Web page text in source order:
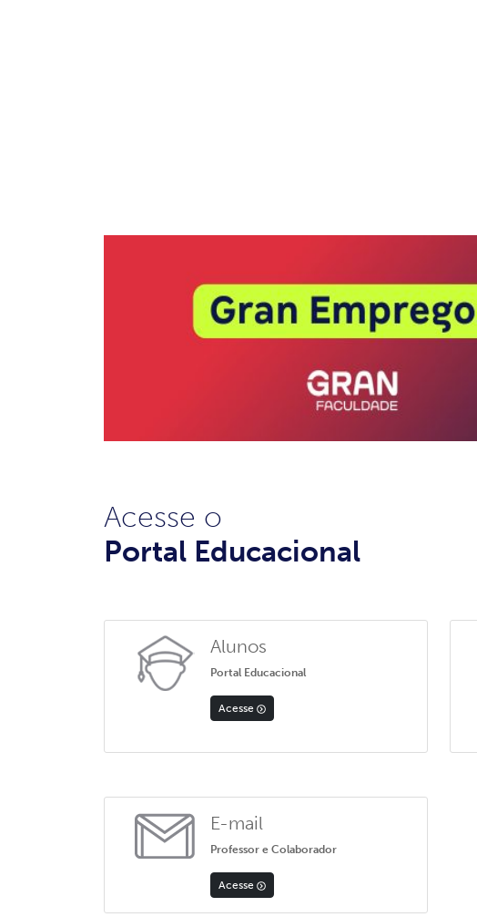
Acesse o
Portal Educacional
Alunos
Portal Educacional
Acesse
E-mail
Professor e Colaborador
Acesse